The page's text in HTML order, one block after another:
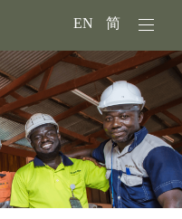
EN 简